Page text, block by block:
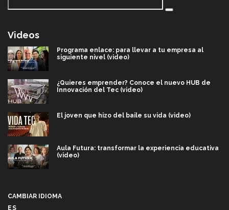
Videos
Programa enlace: para llevar a tu empresa al
siguiente nivel (video)
¿Quieres emprender? Conoce el nuevo HUB de
Innovación del Tec (video)
El joven que hizo del baile su vida (video)
Aula Futura: transformar la experiencia educativa
(video)
CAMBIAR IDIOMA
ES